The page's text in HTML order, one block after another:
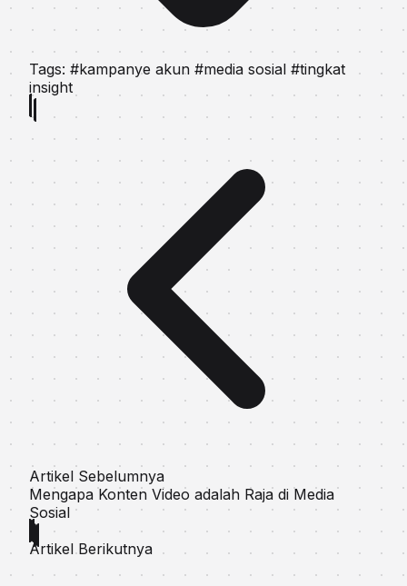
Tags: #kampanye akun #media sosial #tingkat
insight
Artikel Sebelumnya
Mengapa Konten Video adalah Raja di Media
Sosial
Artikel Berikutnya